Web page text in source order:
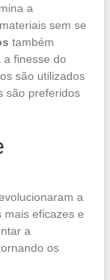
a
sem se
também
finesse do
são utilizados
são preferidos
a
mais eficazes e
a
os